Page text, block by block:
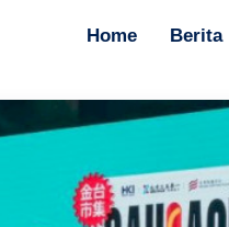
Home Berita